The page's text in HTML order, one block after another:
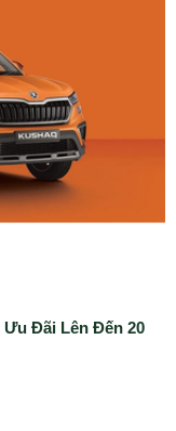
Ưu Đãi Lên Đến 20